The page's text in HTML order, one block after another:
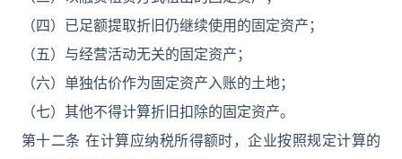
（四）已足额提取折旧仍继续使用的固定资产；
（五）与经营活动无关的固定资产；
（六）单独估价作为固定资产入账的土地；
（七）其他不得计算折旧扣除的固定资产。
第十二条 在计算应纳税所得额时，企业按照规定计算的